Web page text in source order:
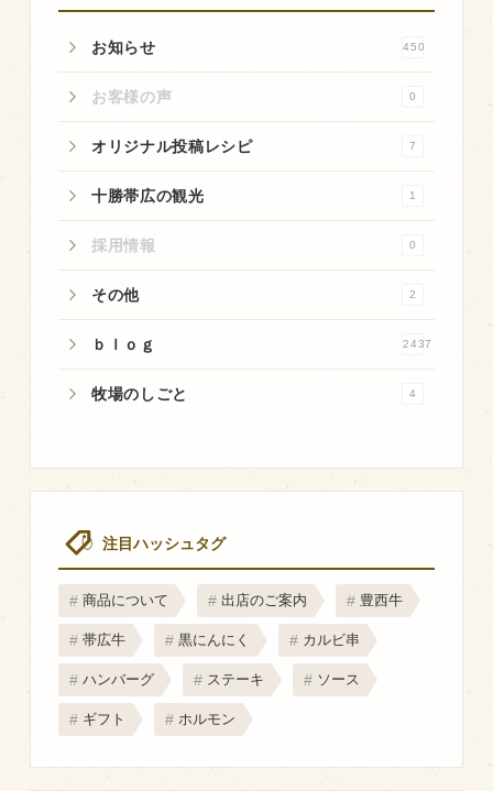
お知らせ 450
お客様の声 0
オリジナル投稿レシピ 7
十勝帯広の観光 1
採用情報 0
その他 2
ｂｌｏｇ 2437
牧場のしごと 4
注目ハッシュタグ
商品について 出店のご案内 豊西牛
帯広牛 黒にんにく カルビ串
ハンバーグ ステーキ ソース
ギフト ホルモン
商品のご紹介
豊西牛
厚切ステーキ
ハンバーグ
黒にんにく
豊西ソース
ギフト
販売店
その他
問い合わせ
個人のお客様
法人のお客様